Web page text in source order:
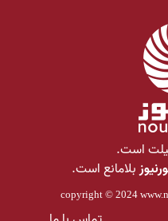
است.
بلامانع است.
copyright © 2024